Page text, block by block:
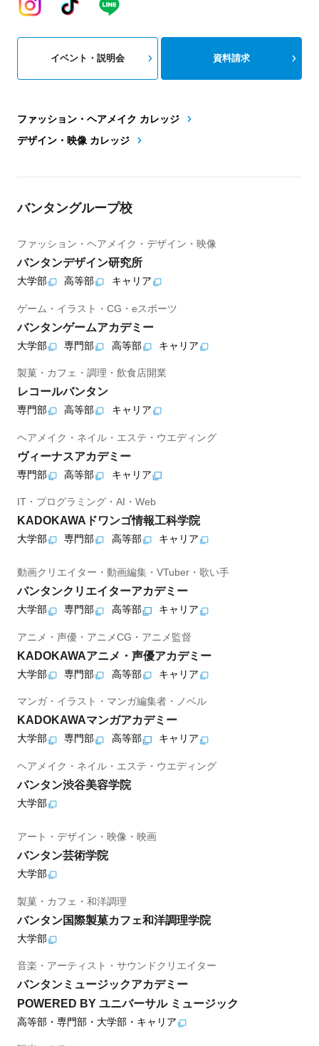
ファッション・ヘアメイク カレッジ
デザイン・映像 カレッジ
イベント・説明会 資料請求
バンタングループ校
ファッション・ヘアメイク・デザイン・映像
バンタンデザイン研究所
大学部 高等部 キャリア
ゲーム・イラスト・CG・eスポーツ
バンタンゲームアカデミー
大学部 専門部 高等部 キャリア
製菓・カフェ・調理・飲食店開業
レコールバンタン
専門部 高等部 キャリア
ヘアメイク・ネイル・エステ・ウエディング
ヴィーナスアカデミー
専門部 高等部 キャリア
IT・プログラミング・AI・Web
KADOKAWAドワンゴ情報工科学院
大学部 専門部 高等部 キャリア
動画クリエイター・動画編集・VTuber・歌い手
バンタンクリエイターアカデミー
大学部 専門部 高等部 キャリア
アニメ・声優・アニメCG・アニメ監督
KADOKAWAアニメ・声優アカデミー
大学部 専門部 高等部 キャリア
マンガ・イラスト・マンガ編集者・ノベル
KADOKAWAマンガアカデミー
大学部 専門部 高等部 キャリア
ヘアメイク・ネイル・エステ・ウエディング
バンタン渋谷美容学院
大学部
アート・デザイン・映像・映画
バンタン芸術学院
大学部
製菓・カフェ・和洋調理
バンタン国際製菓カフェ和洋調理学院
大学部
音楽・アーティスト・サウンドクリエイター
バンタンミュージックアカデミー
POWERED BY ユニバーサル ミュージック
高等部・専門部・大学部・キャリア